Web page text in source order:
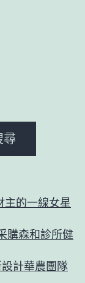
尋
主的一線女星
購森和診所健
計華農團隊